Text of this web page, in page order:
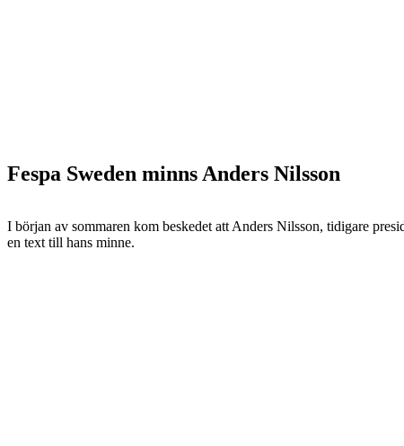
Fespa Sweden minns Anders Nilsson
I början av sommaren kom beskedet att Anders Nilsson, tidigare
en text till hans minne.